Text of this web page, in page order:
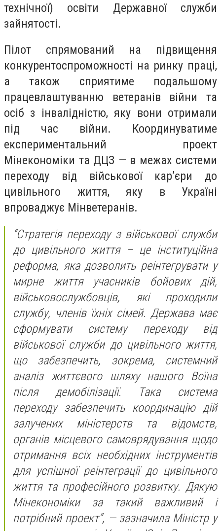
технічної) освіти Державної служби
зайнятості.
Пілот спрямований на підвищення
конкурентоспроможності на ринку праці,
а також сприятиме подальшому
працевлаштуванню ветеранів війни та
осіб з інвалідністю, яку вони отримали
під час війни. Координуватиме
експериментальний проект
Мінекономіки та ДЦЗ — в межах системи
переходу від військової кар’єри до
цивільного життя, яку в Україні
впроваджує Мінветеранів.
“Стратегія переходу з військової служби
до цивільного життя – це інституційна
реформа, яка дозволить реінтегрувати у
мирне життя учасників бойових дій,
військовослужбовців, які проходили
службу, членів їхніх сімей. Держава має
сформувати систему переходу від
військової служби до цивільного життя,
що забезпечить, зокрема, системний
аналіз життєвого шляху нашого Воїна
після демобілізації. Така система
переходу забезпечить координацію дій
залучених міністерств та відомств,
органів місцевого самоврядування щодо
отримання всіх необхідних інструментів
для успішної реінтеграції до цивільного
життя та професійного розвитку. Дякую
Мінекономіки за такий важливий і
потрібний проект”, — зазначила Міністр у